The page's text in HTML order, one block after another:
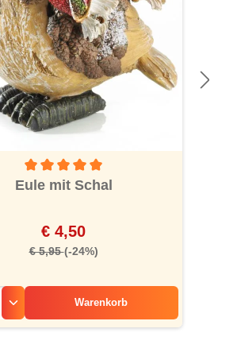
Durchschnittliche Bewertung von 5 von 5
Eule mit Schal
€ 4,50
€ 5,95(-24%)
Warenkorb